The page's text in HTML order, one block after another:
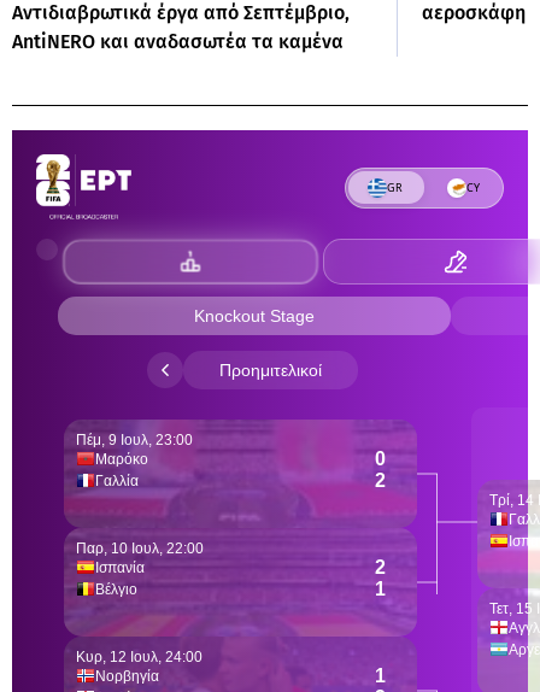
Αντιδιαβρωτικά έργα από Σεπτέμβριο,
AntiNERO και αναδασωτέα τα καμένα
αεροσκάφη